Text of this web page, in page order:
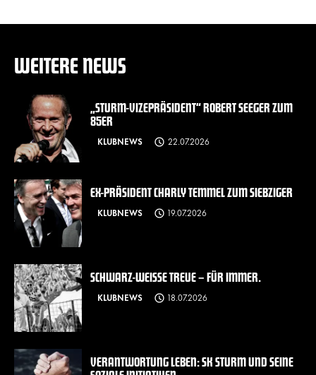
WEITERE NEWS
„STURM-VIZEPRÄSIDENT“ ROBERT SEEGER ZUM
85ER
KLUBNEWS 22.07.2026
EX-PRÄSIDENT CHARLY TEMMEL ZUM SIEBZIGER
KLUBNEWS 19.07.2026
SCHWARZ-WEISSE TREUE – FÜR IMMER.
KLUBNEWS 18.07.2026
VERANTWORTUNG LEBEN: SK STURM UND SEINE